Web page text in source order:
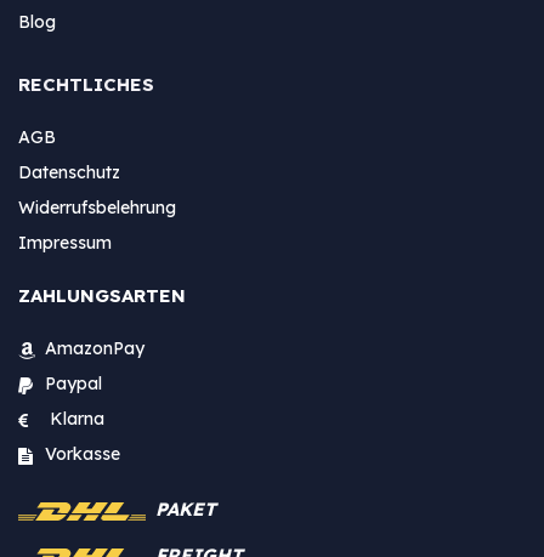
Blog
RECHTLICHES
AGB
Datenschutz
Widerrufsbelehrung
Impressum
ZAHLUNGSARTEN
AmazonPay
Paypal
Klarna
Vorkasse
PAKET